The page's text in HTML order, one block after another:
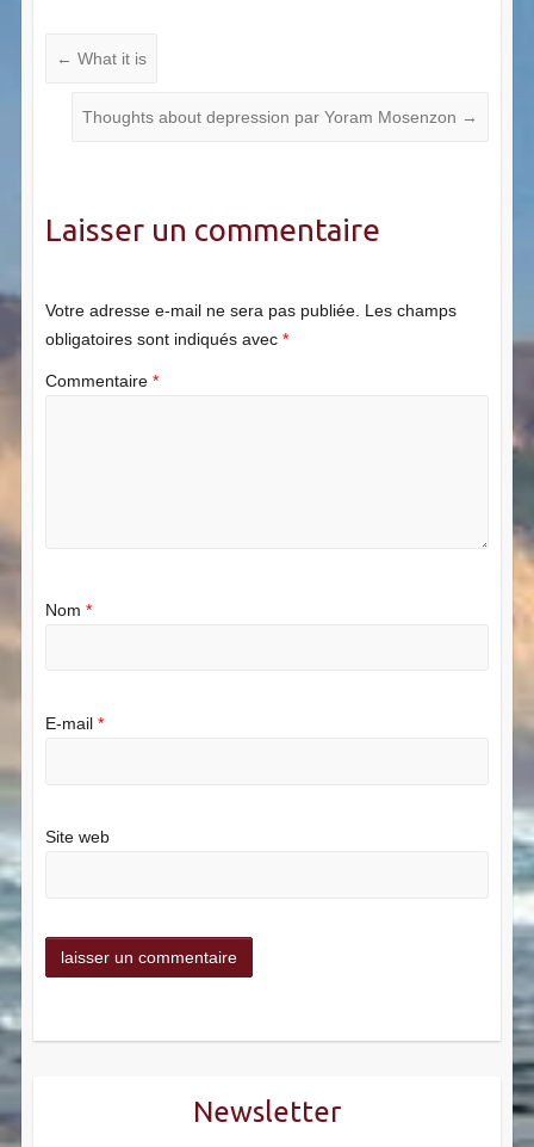
← What it is
Thoughts about depression par Yoram Mosenzon →
Laisser un commentaire
Votre adresse e-mail ne sera pas publiée. Les champs
obligatoires sont indiqués avec *
Commentaire *
Nom *
E-mail *
Site web
Newsletter